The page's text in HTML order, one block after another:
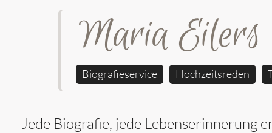
Biografieservice Hochzeitsreden
Jede Biografie, jede Lebenserinnerung
Maria Eilers